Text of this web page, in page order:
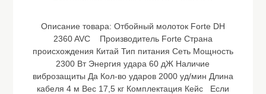
Описание товара: Отбойный молоток Forte DH
2360 AVC Производитель Forte Страна
происхождения Китай Тип питания Сеть Мощность
2300 Вт Энергия удара 60 дЖ Наличие
виброзащиты Да Кол-во ударов 2000 уд/мин Длина
кабеля 4 м Вес 17,5 кг Комплектация Кейс Если